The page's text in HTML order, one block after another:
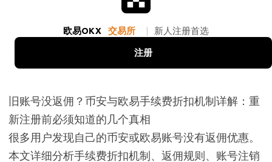
欧易OKX 交易所 | 新人注册首选
注册
旧账号没返佣？币安与欧易手续费折扣机制详解：重
新注册前必须知道的几个真相
很多用户发现自己的币安或欧易账号没有返佣优惠。
本文详细分析手续费折扣机制、返佣规则、账号注销